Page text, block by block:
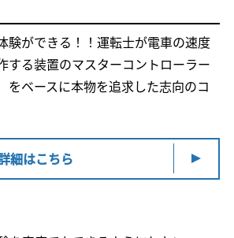
験ができる！！運転士が電車の速度
する装置のマスターコントローラー
をベースに本物を追求した志向のコ
細はこちら